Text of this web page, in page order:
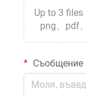
Up to 3 files
png、pdf
Съобщение